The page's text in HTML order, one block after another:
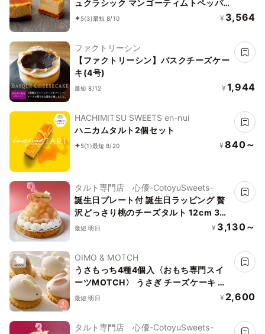
ュクラシック マンゴーティムトペッパ
ー 4号 12cm
5(3)最短 8/10 ¥ 3,564
ファクトリーシン
【ファクトリーシン】バスクチーズケー
キ(4号)
最短 8/12 ¥ 1,944
HACHIMITSU SWEETS en-nui
ハニカムタルト2個セット
5(1)最短 8/20 ¥ 840～
タルト専門店 心優-CotoyuSweets-
誕生日プレート付 誕生日ラッピング 贅
沢どっさり桃のチーズタルト 12cm 3〜
4名様 即日出荷 お届け指定可 お取り寄
最短 明日 ¥ 3,130～
OIMO & MOTCH
うさもっち4種4個入〈おもち専門スイ
ーツMOTCH〉 うさぎ チーズケーキ 和
洋菓子 個包装 もちもち チーズムース お
最短 明日 ¥ 2,600
タルト専門店 心優-CotoyuSweets-